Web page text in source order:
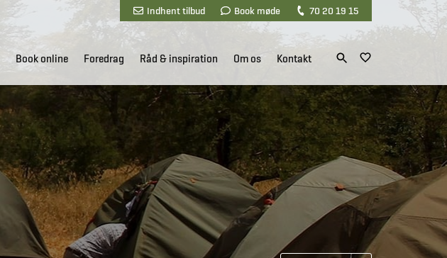
Indhent tilbud Book møde 70 20 19 15
Book online Foredrag Råd & inspiration Om os Kontakt